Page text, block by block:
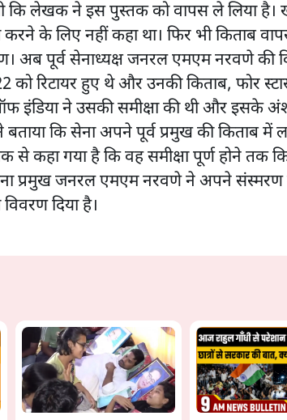
लेखक ने इस पुस्तक को वापस ले लिया है।
करने के लिए नहीं कहा था। फिर भी किताब
पूर्व सेनाध्यक्ष जनरल एमएम नरवणे की
रिटायर हुए थे और उनकी किताब, फोर
इंडिया ने उसकी समीक्षा की थी और इसके
बताया कि सेना अपने पूर्व प्रमुख की किताब में
से कहा गया है कि वह समीक्षा पूर्ण होने तक
प्रमुख जनरल एमएम नरवणे ने अपने संस्मरण
दिया है।